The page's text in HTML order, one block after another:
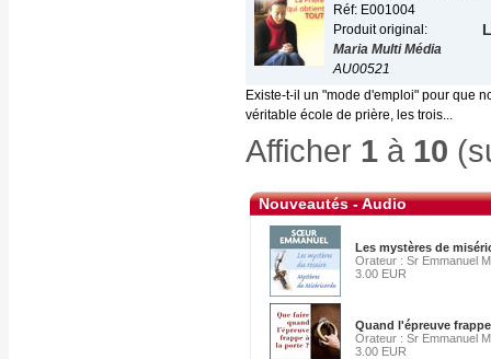
Réf: E001004
Produit original:
Maria Multi Média
AU00521
Existe-t-il un "mode d'emploi" pour que
véritable école de prière, les trois...
Afficher 1 à 10
Nouveautés - Audio
Les mystères de
Orateur : Sr Emmanuel
3.00 EUR
Quand l'épreuve
Orateur : Sr Emmanuel
3.00 EUR